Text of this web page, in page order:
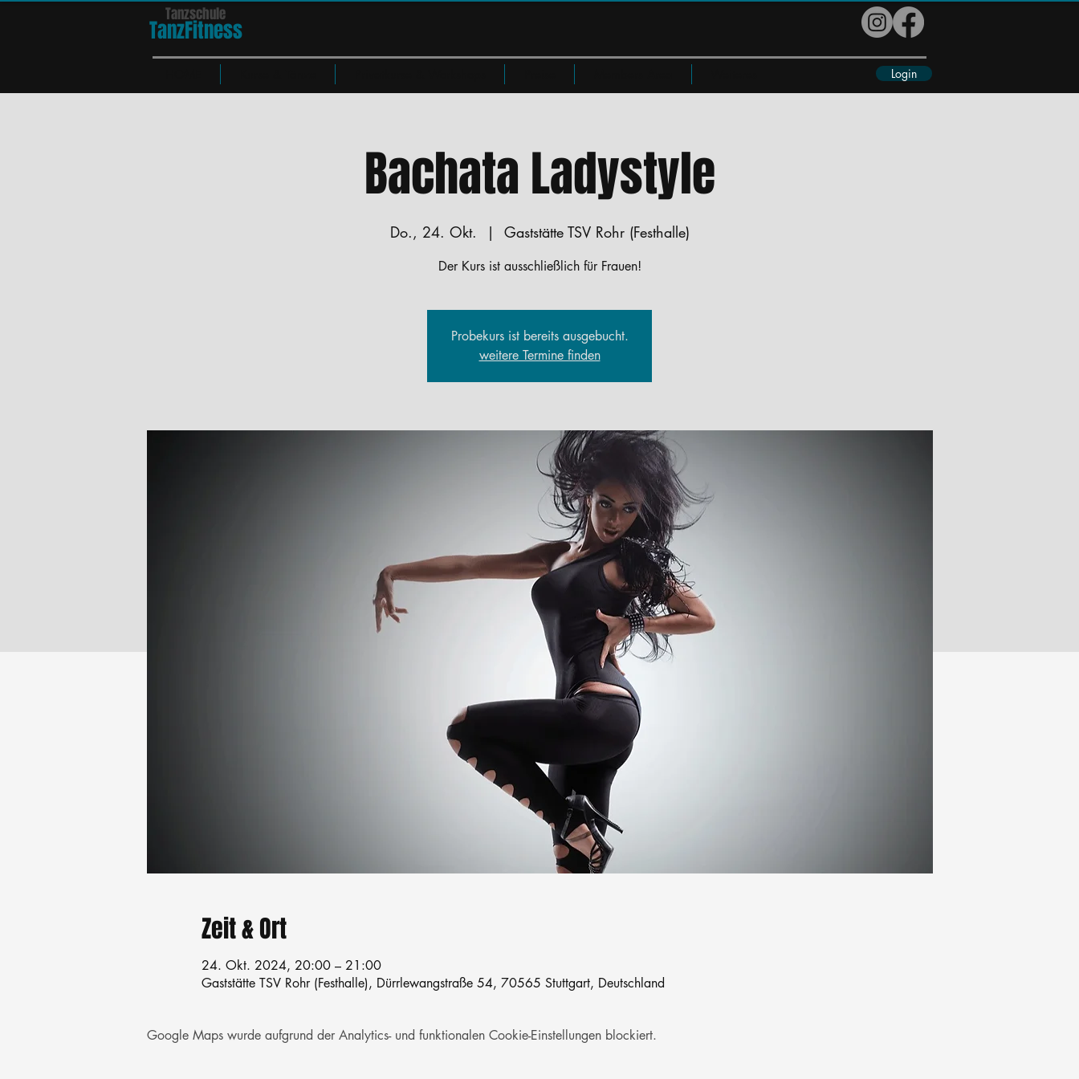
Tanzschule
TanzFitness
Login
Bachata Ladystyle
Do., 24. Okt.
  |
Gaststätte TSV Rohr (Festhalle)
Der Kurs ist ausschließlich für Frauen!
Probekurs ist bereits ausgebucht.
weitere Termine finden
Zeit & Ort
24. Okt. 2024, 20:00 – 21:00
Gaststätte TSV Rohr (Festhalle), Dürrlewangstraße 54, 70565 Stuttgart, Deutschland
Google Maps wurde aufgrund der Analytics- und funktionalen Cookie-Einstellungen blockiert.